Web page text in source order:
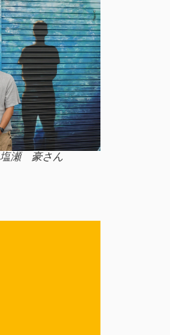
瀬 豪さん